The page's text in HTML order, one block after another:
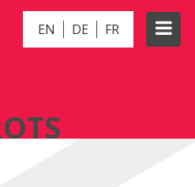
EN DE FR